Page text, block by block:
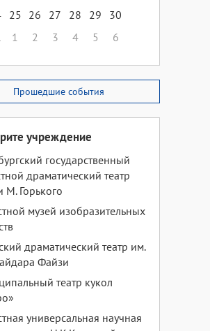
25 26 27 28 29
30
1 2 3 4 5 6
Прошедшие события
учреждение
государственный
драматический театр
М. Горького
музей изобразительных
драматический театр им.
Файзи
театр кукол
универсальная научная